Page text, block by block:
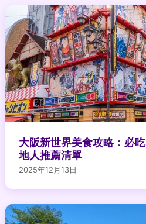
大阪新世界美食攻略：必
地人推薦清單
2025年12月13日